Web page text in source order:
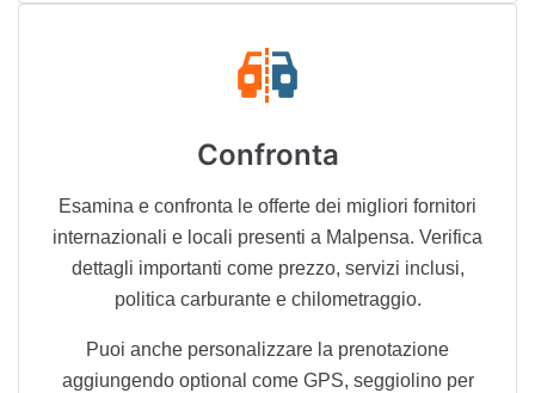
Confronta
Esamina e confronta le offerte dei migliori fornitori
internazionali e locali presenti a Malpensa. Verifica
dettagli importanti come prezzo, servizi inclusi,
politica carburante e chilometraggio.
Puoi anche personalizzare la prenotazione
aggiungendo optional come GPS, seggiolino per